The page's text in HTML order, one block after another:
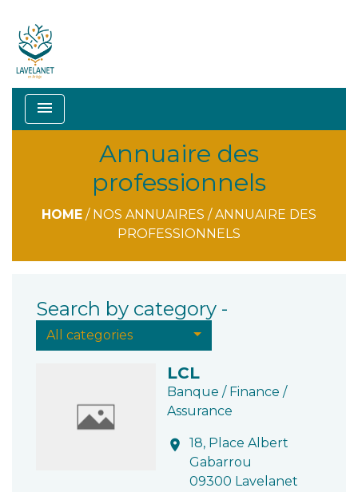
menu
Annuaire des
professionnels
HOME / NOS ANNUAIRES /ANNUAIRE DES
PROFESSIONNELS
Search by category -
All categories
LCL
Banque / Finance /
Assurance
location_on
18, Place Albert
Gabarrou
09300 Lavelanet